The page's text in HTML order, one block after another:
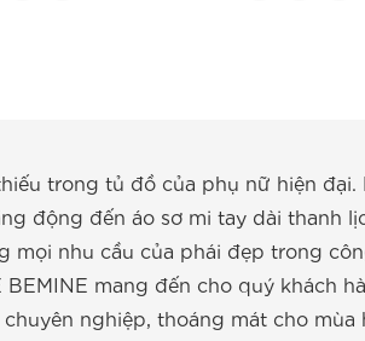
trong tủ đồ của phụ nữ hiện
động đến áo sơ mi tay dài thanh
mọi nhu cầu của phái đẹp trong
BEMINE mang đến cho quý khách
nghiệp, thoáng mát cho